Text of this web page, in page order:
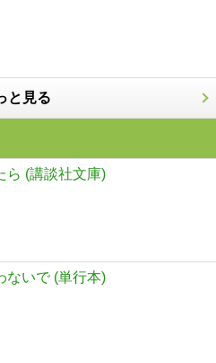
と見る
ら (講談社文庫)
ないで (単行本)